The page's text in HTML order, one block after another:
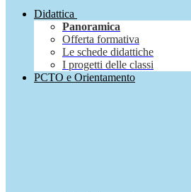
Didattica
Panoramica
Offerta formativa
Le schede didattiche
I progetti delle classi
PCTO e Orientamento